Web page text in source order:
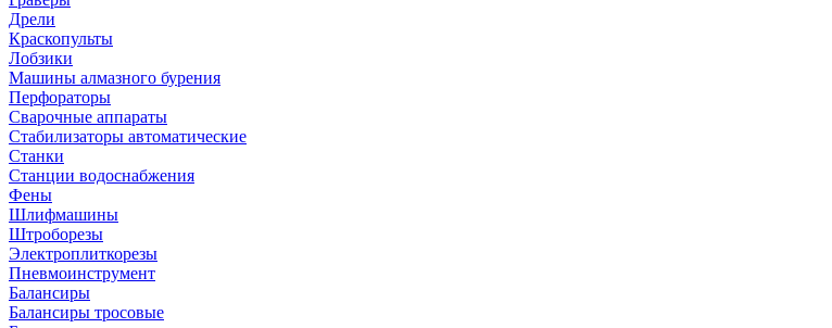
Дрели
Краскопульты
Лобзики
Машины алмазного бурения
Перфораторы
Сварочные аппараты
Стабилизаторы автоматические
Станки
Станции водоснабжения
Фены
Шлифмашины
Штроборезы
Электроплиткорезы
Пневмоинструмент
Балансиры
Балансиры тросовые